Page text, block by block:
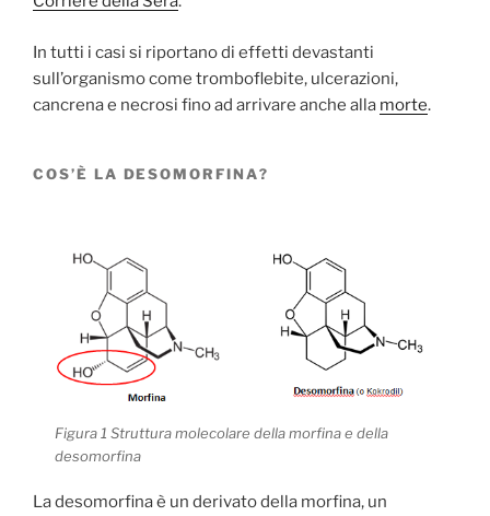
In tutti i casi si riportano di effetti devastanti
sull’organismo come tromboflebite, ulcerazioni,
cancrena e necrosi fino ad arrivare anche alla morte.
COS’È LA DESOMORFINA?
Figura 1 Struttura molecolare della morfina e della
desomorfina
La desomorfina è un derivato della morfina, un